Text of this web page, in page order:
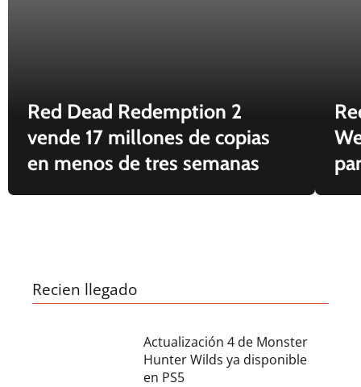
Red Dead Redemption 2
vende 17 millones de copias
en menos de tres semanas
Recien llegado
Actualización 4 de Monster
Hunter Wilds ya disponible
en PS5